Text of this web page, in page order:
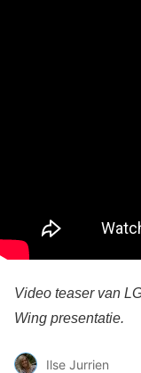
Video teaser van
Wing presentatie.
Ilse Jurrien